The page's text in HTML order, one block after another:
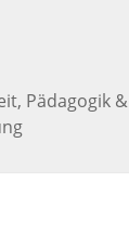
Pädagogik &